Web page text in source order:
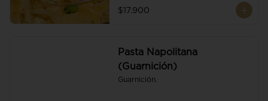
$17.900
Pasta Napolitana
(Guarnición)
Guarnición.